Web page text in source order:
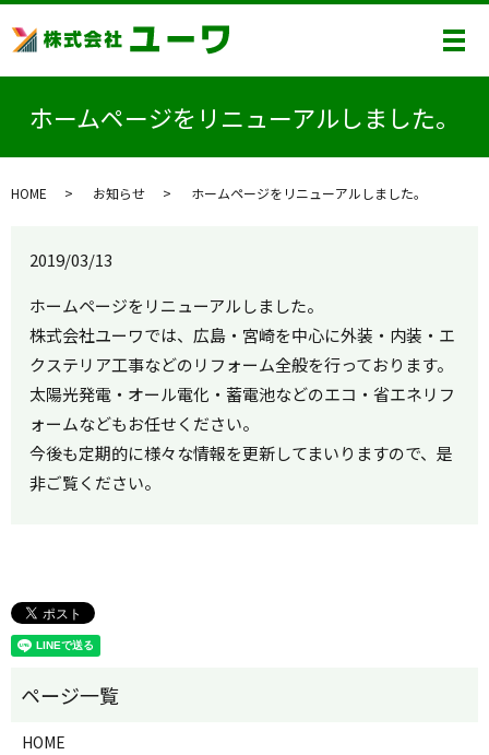
メ
ホームページをリニューアルしました。
HOME お知らせ ホームページをリニューアルしました。
2019/03/13
ホームページをリニューアルしました。
株式会社ユーワでは、広島・宮崎を中心に外装・内装・エ
クステリア工事などのリフォーム全般を行っております。
太陽光発電・オール電化・蓄電池などのエコ・省エネリフ
ォームなどもお任せください。
今後も定期的に様々な情報を更新してまいりますので、是
非ご覧ください。
HOME